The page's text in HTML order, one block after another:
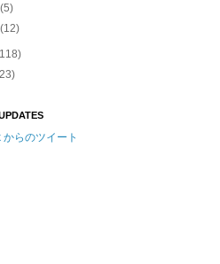
(5)
(12)
らのツイート